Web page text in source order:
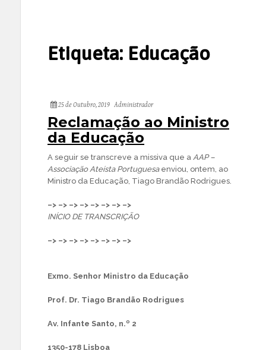
Etiqueta: Educação
25 de Outubro, 2019 Administrador
Reclamação ao Ministro
da Educação
A seguir se transcreve a missiva que a AAP –
Associação Ateísta Portuguesaenviou, ontem, ao
Ministro da Educação, Tiago Brandão Rodrigues.
–> –> –> –> –> –> –> –>
INÍCIO DE TRANSCRIÇÃO
–> –> –> –> –> –> –> –>
Exmo. Senhor Ministro da Educação
Prof. Dr. Tiago Brandão Rodrigues
Av. Infante Santo, n.º 2
1350-178 Lisboa